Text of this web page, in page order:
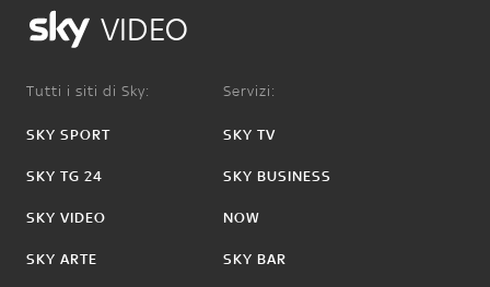
VIDEO
Tutti i siti di Sky:
SKY SPORT
SKY TG 24
SKY VIDEO
SKY ARTE
Servizi:
SKY TV
SKY BUSINESS
NOW
SKY BAR